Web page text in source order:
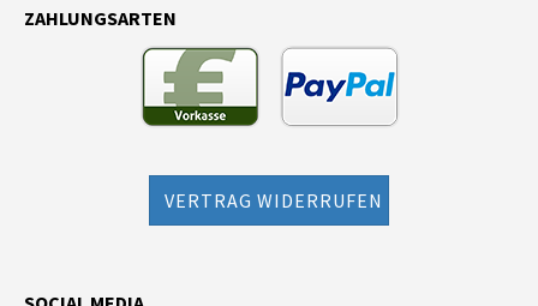
ZAHLUNGSARTEN
VERTRAG WIDERRUFEN